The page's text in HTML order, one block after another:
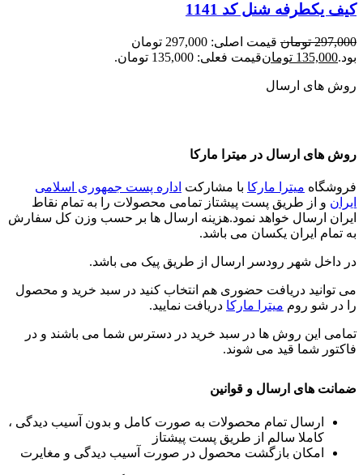
کیف یکطرفه شنل کد 1141
297,000 تومان
قیمت اصلی: 297,000 تومان
بود.135,000 تومانقیمت فعلی: 135,000 تومان.
روش های ارسال
روش های ارسال در میترا مارکا
فروشگاه میترا مارکا با مشارکت اداره پست جمهوری اسلامی
ایران و از طریق پست پیشتاز تمامی محصولات را به تمام نقاط
ایران ارسال خواهد نمود.هزینه ارسال ها بر حسب وزن کل سفارش
به تمام ایران یکسان می باشد.
در داخل شهر رودسر ارسال از طریق پیک می باشد.
می توانید دریافت حضوری هم انتخاب کنید در سبد خرید و محصول
را در شو روم میترا مارکا دریافت نمایید.
تمامی این روش ها در سبد خرید در دسترس شما می باشند و در
فاکتور شما قید می شوند.
ضمانت های ارسال و قوانین
ارسال تمام محصولات به صورت کامل و بدون آسیب دیدگی ،
کاملا سالم از طریق پست پیشتاز
امکان بازگشت محصول در صورت آسیب دیدگی و مغایرت